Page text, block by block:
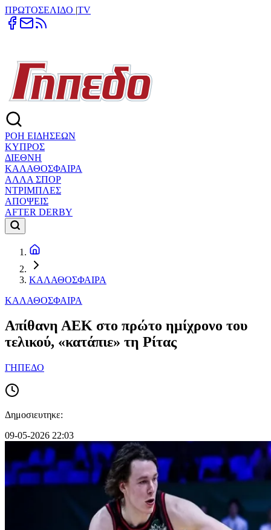
ΠΡΩΤΟΣΕΛΙΔΟ |TV
ΡΟΗ ΕΙΔΗΣΕΩΝ
ΚΥΠΡΟΣ
ΔΙΕΘΝΗ
ΚΑΛΑΘΟΣΦΑΙΡΑ
ΑΛΛΑ ΣΠΟΡ
ΝΤΡΙΜΠΛΕΣ
ΑΠΟΨΕΙΣ
AFTER DERBY
ΚΑΛΑΘΟΣΦΑΙΡΑ
ΚΑΛΑΘΟΣΦΑΙΡΑ
Απίθανη ΑΕΚ στο πρώτο ημίχρονο του
τελικού, «κατάπιε» τη Ρίτας
ΓΗΠΕΔΟ
Δημοσιευτηκε:
09-05-2026 22:03